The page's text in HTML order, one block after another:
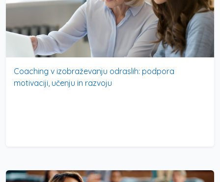
Coaching v izobraževanju odraslih: podpora
motivaciji, učenju in razvoju